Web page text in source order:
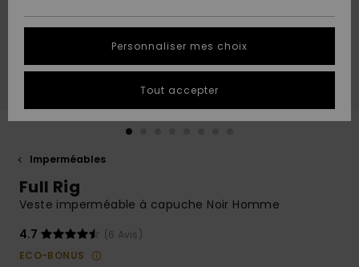
A
Découvrir
A
Découvrir
tailles
conversation
à votre
Démarrer
QUIKSILVER
Imperméables
Full Rig
Veste imperméable à capuche Noir Homme
4.7
(6 Avis)
ECO-BONUS
Personnaliser mes choix
Tout accepter